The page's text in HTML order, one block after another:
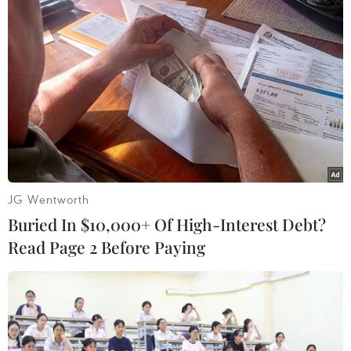
hình thức như lắp dựng các cụm panô, băngrôn
dọc, biểu ngữ… tại khu vực trung tâm địa bàn,
các tuyến đường chính, trụ sở các công sở, cơ
quan, xí nghiệp, trường học, các điểm văn hóa
công cộng, nơi đông người qua lại. Các địa
phương vận động nhân dân treo cờ Tổ quốc kỷ
niệm 67 năm Ngày Giải phóng Thủ đô.
Các hoạt động thông tin, tuyên truyền cổ động
trực quan sẽ diễn ra từ ngày 1/10 đến hết ngày
(TTXVN/Vietnam+)
JG Wentworth
Buried In $10,000+ Of High-Interest Debt?
Read Page 2 Before Paying